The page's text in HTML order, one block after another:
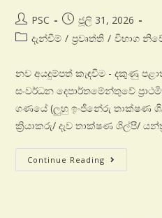
PSC
ජූලි 31, 2026
දැන්වීම් / ප්‍රවෘත්ති / විභාග
නව අයදුම්පත් කැඳවීම - දකුණු
සංවර්ධන දෙපාර්තමේන්තුවේ
ගණයේ (ලුහු ඉංජිනේරු තාක්ෂණ
ක්‍රියාකරු/ දැව තාක්ෂණ ශිල්පී/
Continue Reading